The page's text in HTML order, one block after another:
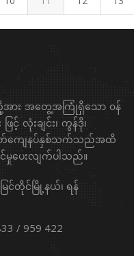
းတို့အား အတွေ့အကြုံရှိသော ၀န်
ြင့် လုံးချင်း၊ ကွန်ဒို၊
ကျေနပ်နှစ်သက်သည်အထိ
မှုပေးလျက်ပါသည်။
င်တိုင်မြို့နယ်၊ ရန်
/ 959 422